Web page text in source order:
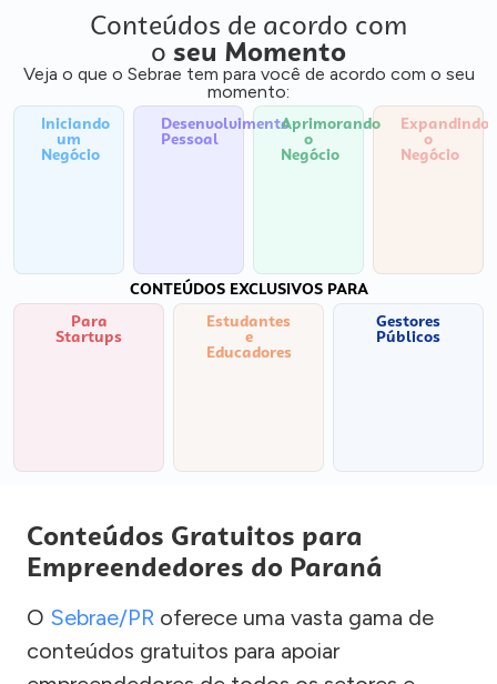
Conteúdos de acordo com
o seu Momento
Veja o que o Sebrae tem para você de acordo com o seu
momento:
Iniciando
um
Negócio
Desenvolvimento
Pessoal
Aprimorando
o
Negócio
Expandindo
o
Negócio
CONTEÚDOS EXCLUSIVOS PARA
Para
Startups
Estudantes
e
Educadores
Gestores
Públicos
Conteúdos Gratuitos para
Empreendedores do Paraná
O Sebrae/PR oferece uma vasta gama de
conteúdos gratuitos para apoiar